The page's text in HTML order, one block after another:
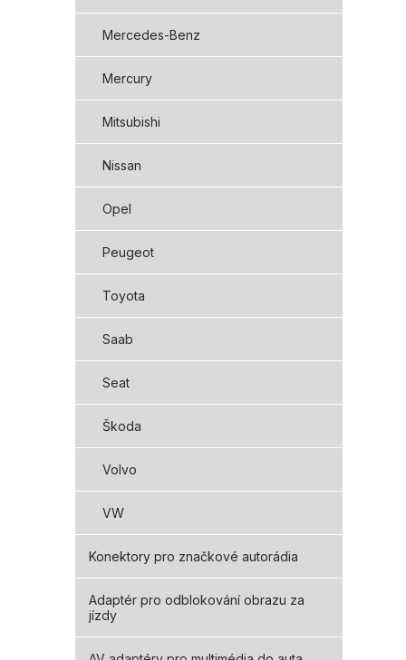
Mercedes-Benz
Mercury
Mitsubishi
Nissan
Opel
Peugeot
Toyota
Saab
Seat
Škoda
Volvo
VW
Konektory pro značkové autorádia
Adaptér pro odblokování obrazu za
jízdy